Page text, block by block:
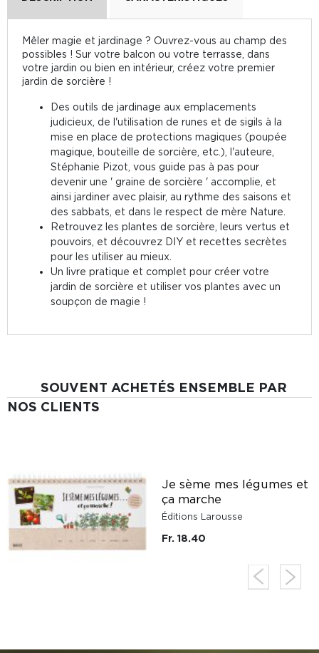
Mêler magie et jardinage ? Ouvrez-vous au champ des
possibles ! Sur votre balcon ou votre terrasse, dans
votre jardin ou bien en intérieur, créez votre premier
jardin de sorcière !
Des outils de jardinage aux emplacements
judicieux, de l'utilisation de runes et de sigils à la
mise en place de protections magiques (poupée
magique, bouteille de sorcière, etc.), l'auteure,
Stéphanie Pizot, vous guide pas à pas pour
devenir une ' graine de sorcière ' accomplie, et
ainsi jardiner avec plaisir, au rythme des saisons et
des sabbats, et dans le respect de mère Nature.
Retrouvez les plantes de sorcière, leurs vertus et
pouvoirs, et découvrez DIY et recettes secrètes
pour les utiliser au mieux.
Un livre pratique et complet pour créer votre
jardin de sorcière et utiliser vos plantes avec un
soupçon de magie !
SOUVENT ACHETÉS ENSEMBLE PAR
NOS CLIENTS
Je sème mes légumes et
ça marche
Éditions Larousse
Fr. 18.40